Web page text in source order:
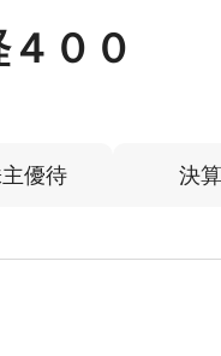
００
優待 決算